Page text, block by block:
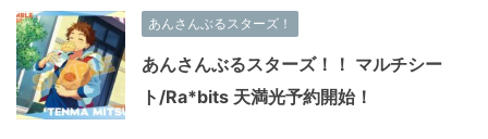
あんさんぶるスターズ！
あんさんぶるスターズ！！ マルチシー
ト/Ra*bits 天満光予約開始！